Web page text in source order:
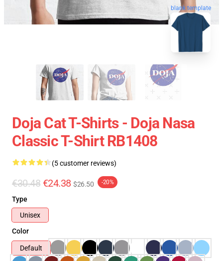
blank template
Doja Cat T-Shirts - Doja Nasa
Classic T-Shirt RB1408
(5 customer reviews)
€30.48 €24.38 $26.50 -20%
Type
Unisex
Color
Default